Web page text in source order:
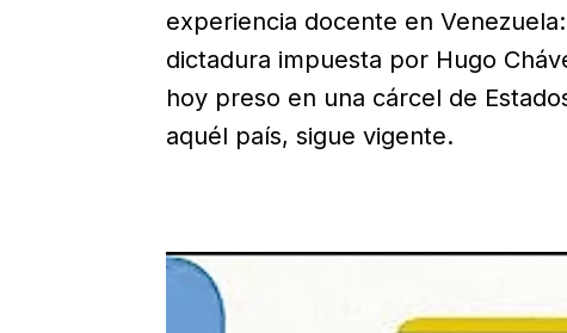
experiencia docente en
dictadura impuesta por Hugo
hoy preso en una cárcel de
aquél país, sigue vigente.